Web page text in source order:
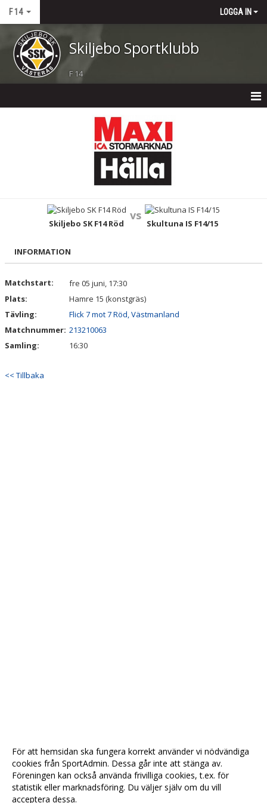
F 14 LOGGA IN
Skiljebo Sportklubb
F 14
BILDGALLERI
KONTAKT
Skiljebo SK F14 Röd
vs
Skultuna IS F14/15
INFORMATION
Matchstart:
fre 05 juni, 17:30
Plats:
Hamre 15 (konstgräs)
Tävling:
Flick 7 mot 7 Röd, Västmanland
Matchnummer: 213210063
Samling:
16:30
<< Tillbaka
För att hemsidan ska fungera korrekt använder vi nödvändiga
cookies från SportAdmin. Dessa går inte att stänga av.
Föreningen kan också använda frivilliga cookies, t.ex. för
statistik eller marknadsföring. Du väljer själv om du vill
acceptera dessa.